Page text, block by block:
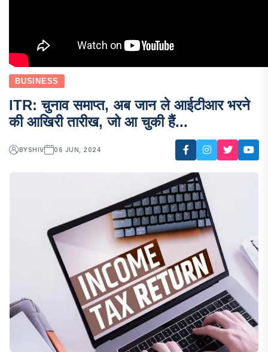
BUSINESS
ITR: चुनाव समाप्त, अब जान ले आईटीआर भरने
की आखिरी तारीख, जो आ चुकी हैं...
BYSHIV 06 JUN, 2024